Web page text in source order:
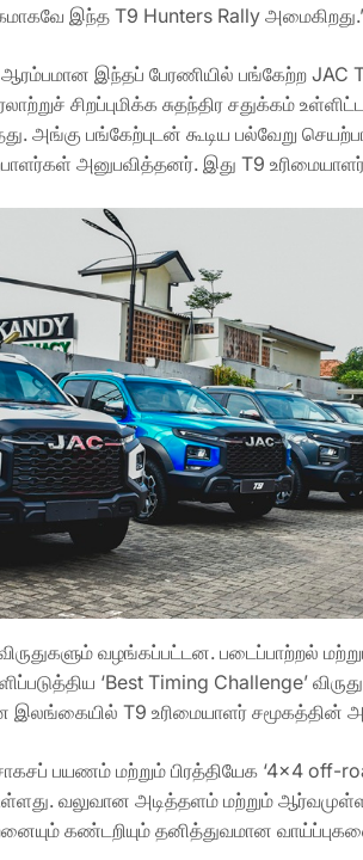
இந்த T9 Hunters Rally
ஆரம்பமான இந்தப் பேரணியில் பங்கேற்ற
சிறப்புமிக்க சுதந்திர சதுக்கம்
அங்கு பங்கேற்புடன் கூடிய பல்வேறு
அனுபவித்தனர். இது T9
வழங்கப்பட்டன. படைப்பாற்றல்
‘Best Timing Challenge’
T9 உரிமையாளர் சமூகத்தின்
பயணம் மற்றும் பிரத்தியேக ‘4×4
வலுவான அடித்தளம் மற்றும்
கண்டறியும் தனித்துவமான